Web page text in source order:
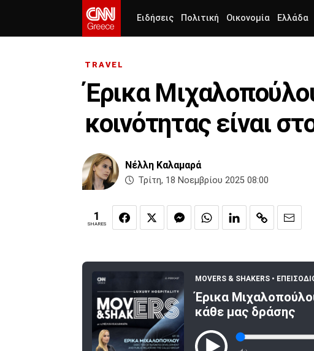
Ειδήσεις Πολιτική Οικονομία Ελλάδα
TRAVEL
Έρικα
κοινότητας είναι
Nέλλη Καλαμαρά
Τρίτη, 18 Νοεμβρίου 2025 08:00
1
SHARES
MOVERS & SHAKERS •
Έρικα
κάθε μας δράσης